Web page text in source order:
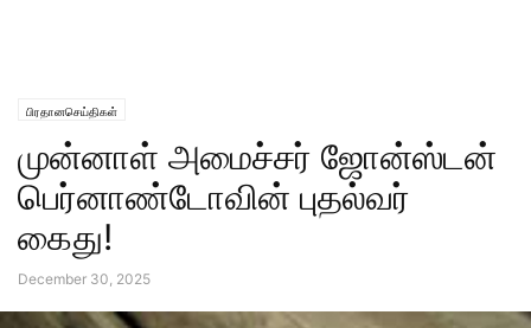
பிரதானசெய்திகள்
முன்னாள் அமைச்சர் ஜோன்ஸ்டன்
பெர்னாண்டோவின் புதல்வர்
கைது!
December 30, 2025